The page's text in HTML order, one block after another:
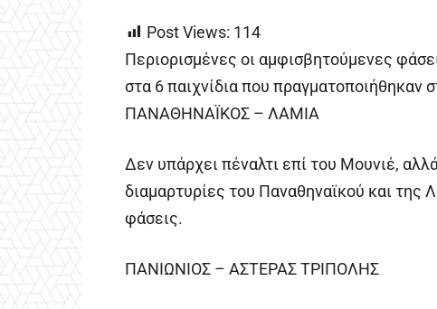
Post Views: 114
Περιορισμένες οι αμφισβητούμενες
στα 6 παιχνίδια που πραγματοποιήθηκαν
ΠΑΝΑΘΗΝΑΪΚΟΣ – ΛΑΜΙΑ
Δεν υπάρχει πέναλτι επί του Μουνιέ,
διαμαρτυρίες του Παναθηναϊκού και της
φάσεις.
ΠΑΝΙΩΝΙΟΣ – ΑΣΤΕΡΑΣ ΤΡΙΠΟΛΗΣ